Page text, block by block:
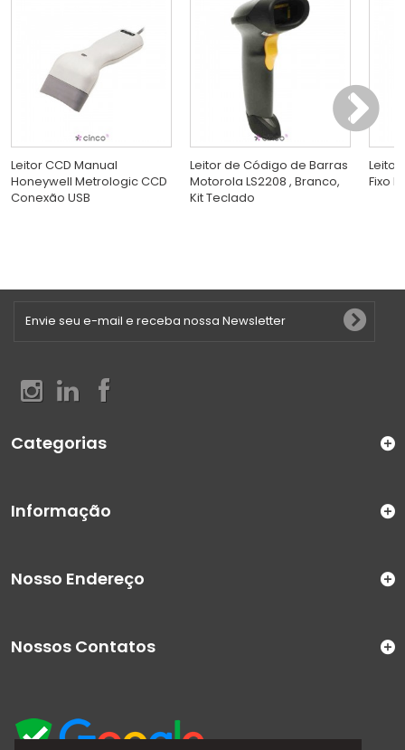
Leitor CCD Manual
Honeywell Metrologic CCD
Conexão USB
Leitor de Código de Barras
Motorola LS2208 , Branco,
Kit Teclado
Fixo
Categorias
Informação
Nosso Endereço
Nossos Contatos